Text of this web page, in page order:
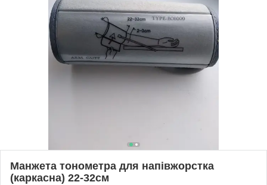
Манжета тонометра для напівжорстка
(каркасна) 22-32см